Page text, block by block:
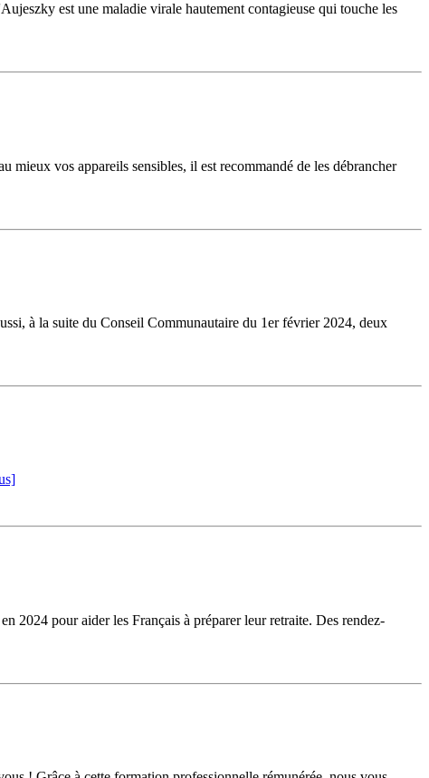
est une maladie virale hautement contagieuse qui touche les
mieux vos appareils sensibles, il est recommandé de les débrancher
à la suite du Conseil Communautaire du 1er février 2024, deux
2024 pour aider les Français à préparer leur retraite. Des rendez-